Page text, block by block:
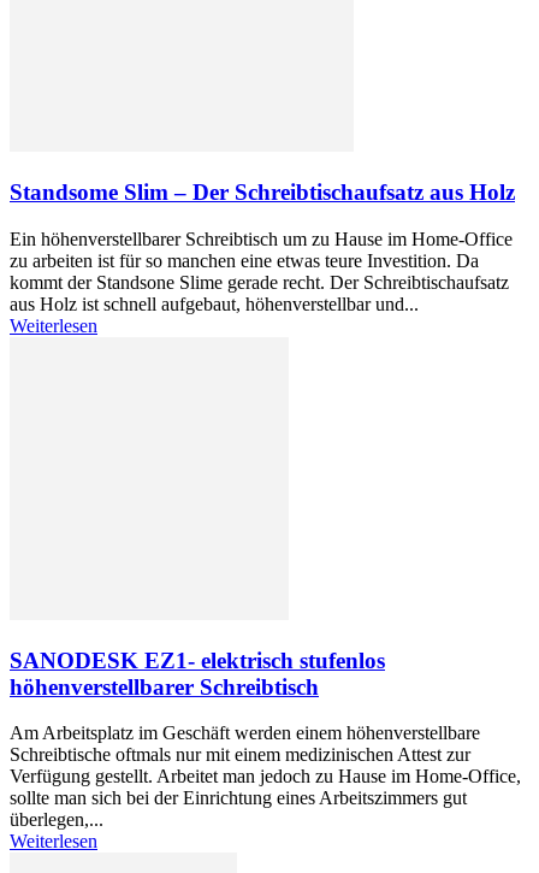
Standsome Slim – Der Schreibtischaufsatz aus Holz
Ein höhenverstellbarer Schreibtisch um zu Hause im Home-Office
zu arbeiten ist für so manchen eine etwas teure Investition. Da
kommt der Standsone Slime gerade recht. Der Schreibtischaufsatz
aus Holz ist schnell aufgebaut, höhenverstellbar und...
Weiterlesen
SANODESK EZ1- elektrisch stufenlos
höhenverstellbarer Schreibtisch
Am Arbeitsplatz im Geschäft werden einem höhenverstellbare
Schreibtische oftmals nur mit einem medizinischen Attest zur
Verfügung gestellt. Arbeitet man jedoch zu Hause im Home-Office,
sollte man sich bei der Einrichtung eines Arbeitszimmers gut
überlegen,...
Weiterlesen